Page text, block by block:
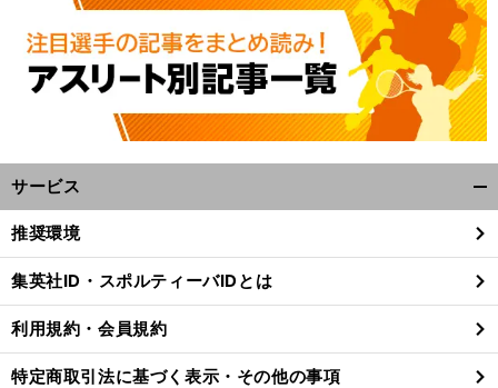
サービス
閉
る
推奨環境
集英社ID・スポルティーバIDとは
利用規約・会員規約
特定商取引法に基づく表示・その他の事項